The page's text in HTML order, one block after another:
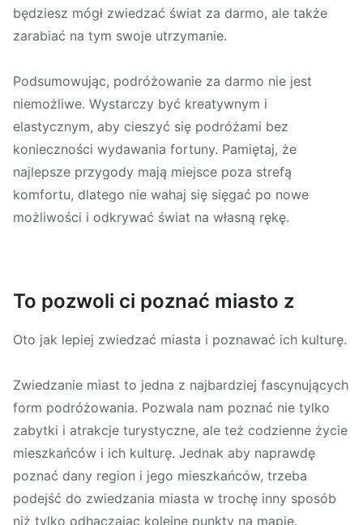
będziesz mógł zwiedzać świat za darmo, ale także
zarabiać na tym swoje utrzymanie.
Podsumowując, podróżowanie za darmo nie jest
niemożliwe. Wystarczy być kreatywnym i
elastycznym, aby cieszyć się podróżami bez
konieczności wydawania fortuny. Pamiętaj, że
najlepsze przygody mają miejsce poza strefą
komfortu, dlatego nie wahaj się sięgać po nowe
możliwości i odkrywać świat na własną rękę.
To pozwoli ci poznać miasto z
Oto jak lepiej zwiedzać miasta i poznawać ich kulturę.
Zwiedzanie miast to jedna z najbardziej fascynujących
form podróżowania. Pozwala nam poznać nie tylko
zabytki i atrakcje turystyczne, ale też codzienne życie
mieszkańców i ich kulturę. Jednak aby naprawdę
poznać dany region i jego mieszkańców, trzeba
podejść do zwiedzania miasta w trochę inny sposób
niż tylko odhaczając kolejne punkty na mapie.